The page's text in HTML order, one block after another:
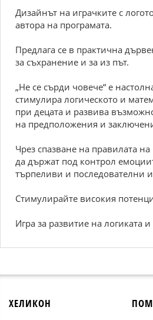
Дизайнът на играчките с
автора на програмата.
Предлага се в практична
за съхранение и за из път.
„Не се сърди човече“ е
стимулира логическото и
при децата и развива
на предположения и
Чрез спазване на правилата на
да държат под контрол
търпеливи и последователни
Стимулирайте високия
Игра за развитие на логиката
ХЕЛИКОН